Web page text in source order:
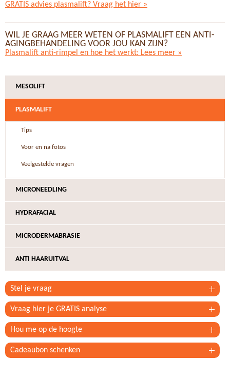
GRATIS advies plasmalift? Vraag het hier »
WIL JE GRAAG MEER WETEN OF PLASMALIFT EEN ANTI-
AGINGBEHANDELING VOOR JOU KAN ZIJN?
Plasmalift anti-rimpel en hoe het werkt: Lees meer »
MESOLIFT
PLASMALIFT
Tips
Voor en na fotos
Veelgestelde vragen
MICRONEEDLING
HYDRAFACIAL
MICRODERMABRASIE
ANTI HAARUITVAL
Stel je vraag
Vraag hier je GRATIS analyse
Hou me op de hoogte
Cadeaubon schenken